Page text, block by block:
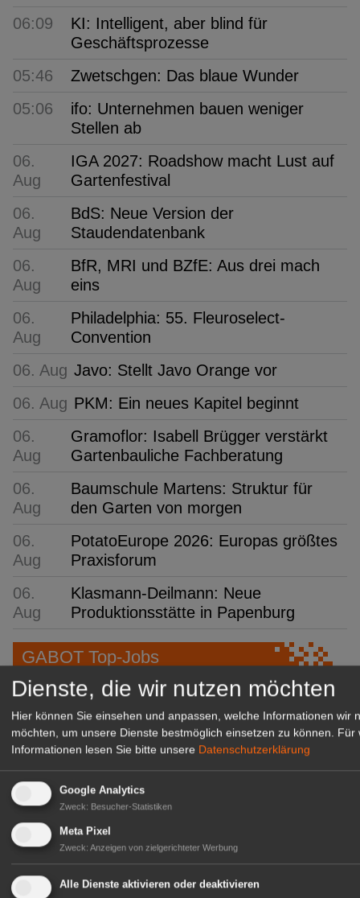
06:09
KI: Intelligent, aber blind für
Geschäftsprozesse
05:46
Zwetschgen: Das blaue Wunder
05:06
ifo: Unternehmen bauen weniger
Stellen ab
06.
Aug
IGA 2027: Roadshow macht Lust auf
Gartenfestival
06.
Aug
BdS: Neue Version der
Staudendatenbank
06.
Aug
BfR, MRI und BZfE: Aus drei mach
eins
06.
Aug
Philadelphia: 55. Fleuroselect-
Convention
06. Aug Javo: Stellt Javo Orange vor
06. Aug PKM: Ein neues Kapitel beginnt
06.
Aug
Gramoflor: Isabell Brügger verstärkt
Gartenbauliche Fachberatung
06.
Aug
Baumschule Martens: Struktur für
den Garten von morgen
06.
Aug
PotatoEurope 2026: Europas größtes
Praxisforum
06.
Aug
Klasmann-Deilmann: Neue
Produktionsstätte in Papenburg
GABOT Top-Jobs
Kientzler Jungpflanzen GmbH
& Co KG
Gärtner im Zierpflanzenbau
Dienste, die wir nutzen möchten
Hier können Sie einsehen und anpassen, welche Informationen wir
möchten, um unsere Dienste bestmöglich einsetzen zu können. Für
Informationen lesen Sie bitte unsere Datenschutzerklärung
Google Analytics
Zweck: Besucher-Statistiken
Meta Pixel
Zweck: Anzeigen von zielgerichteter Werbung
Alle Dienste aktivieren oder deaktivieren